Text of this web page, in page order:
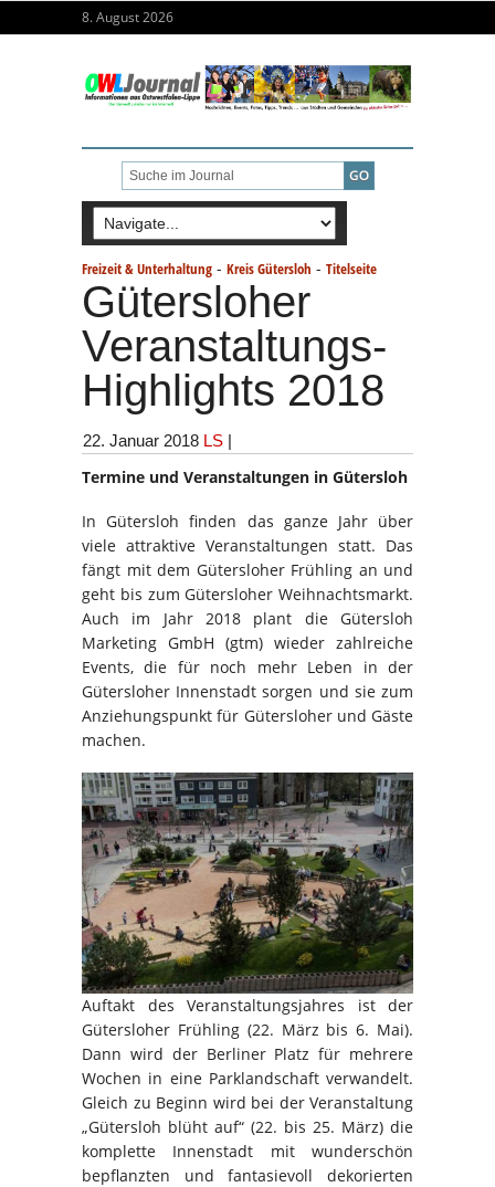
8. August 2026
Freizeit & Unterhaltung - Kreis Gütersloh - Titelseite
Gütersloher
Veranstaltungs-
Highlights 2018
22. Januar 2018 LS |
Termine und Veranstaltungen in Gütersloh
In Gütersloh finden das ganze Jahr über
viele attraktive Veranstaltungen statt. Das
fängt mit dem Gütersloher Frühling an und
geht bis zum Gütersloher Weihnachtsmarkt.
Auch im Jahr 2018 plant die Gütersloh
Marketing GmbH (gtm) wieder zahlreiche
Events, die für noch mehr Leben in der
Gütersloher Innenstadt sorgen und sie zum
Anziehungspunkt für Gütersloher und Gäste
machen.
Auftakt des Veranstaltungsjahres ist der
Gütersloher Frühling (22. März bis 6. Mai).
Dann wird der Berliner Platz für mehrere
Wochen in eine Parklandschaft verwandelt.
Gleich zu Beginn wird bei der Veranstaltung
„Gütersloh blüht auf“ (22. bis 25. März) die
komplette Innenstadt mit wunderschön
bepflanzten und fantasievoll dekorierten